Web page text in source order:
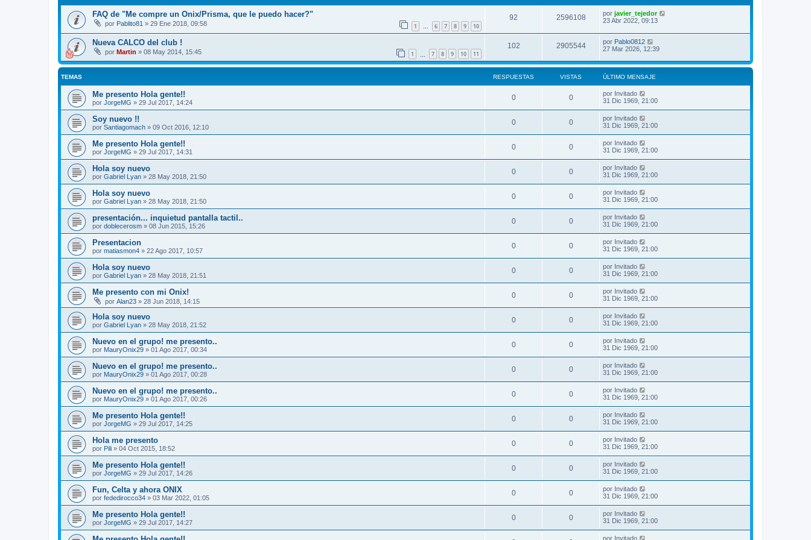
FAQ de "Me compre un Onix/Prisma, que le puedo hacer?"
por Pablito81 » 29 Ene 2018, 09:58 1 … 6 7 8 9 10
92 2596108 por javier_tejedor
23 Abr 2022, 09:13
Nueva CALCO del club !
por Martin » 08 May 2014, 15:45 1 7 8 9 10 11
102 2905544 por Pablo0812
27 Mar 2026, 12:39
TEMAS RESPUESTAS VISTAS ÚLTIMO MENSAJE
Me presento Hola gente!!
por JorgeMG » 29 Jul 2017, 14:24
0 0 por Invitado
31 Dic 1969, 21:00
Soy nuevo !!
por Santiagomach » 09 Oct 2016, 12:10
0 0 por Invitado
31 Dic 1969, 21:00
Me presento Hola gente!!
por JorgeMG » 29 Jul 2017, 14:31
0 0 por Invitado
31 Dic 1969, 21:00
Hola soy nuevo
por Gabriel Lyan » 28 May 2018, 21:50
0 0 por Invitado
31 Dic 1969, 21:00
Hola soy nuevo
por Gabriel Lyan » 28 May 2018, 21:50
0 0 por Invitado
31 Dic 1969, 21:00
presentación... inquietud pantalla tactil..
por doblecerosm » 08 Jun 2015, 15:26
0 0 por Invitado
31 Dic 1969, 21:00
Presentacion
por matiasmon4 » 22 Ago 2017, 10:57
0 0 por Invitado
31 Dic 1969, 21:00
Hola soy nuevo
por Gabriel Lyan » 28 May 2018, 21:51
0 0 por Invitado
31 Dic 1969, 21:00
Me presento con mi Onix!
por Alan23 » 28 Jun 2018, 14:15
0 0 por Invitado
31 Dic 1969, 21:00
Hola soy nuevo
por Gabriel Lyan » 28 May 2018, 21:52
0 0 por Invitado
31 Dic 1969, 21:00
Nuevo en el grupo! me presento..
por MauryOnix29 » 01 Ago 2017, 00:34
0 0 por Invitado
31 Dic 1969, 21:00
Nuevo en el grupo! me presento..
por MauryOnix29 » 01 Ago 2017, 00:28
0 0 por Invitado
31 Dic 1969, 21:00
Nuevo en el grupo! me presento..
por MauryOnix29 » 01 Ago 2017, 00:26
0 0 por Invitado
31 Dic 1969, 21:00
Me presento Hola gente!!
por JorgeMG » 29 Jul 2017, 14:25
0 0 por Invitado
31 Dic 1969, 21:00
Hola me presento
por Pili » 04 Oct 2015, 18:52
0 0 por Invitado
31 Dic 1969, 21:00
Me presento Hola gente!!
por JorgeMG » 29 Jul 2017, 14:26
0 0 por Invitado
31 Dic 1969, 21:00
Fun, Celta y ahora ONIX
por fededirocco34 » 03 Mar 2022, 01:05
0 0 por Invitado
31 Dic 1969, 21:00
Me presento Hola gente!!
por JorgeMG » 29 Jul 2017, 14:27
0 0 por Invitado
31 Dic 1969, 21:00
por Invitado